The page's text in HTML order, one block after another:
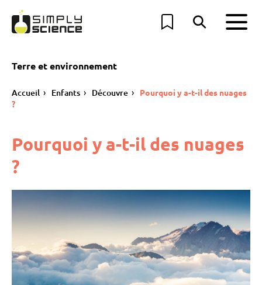
Terre et environnement
Accueil Enfants Découvre
Pourquoi y a-t-il des nuages
?
Pourquoi y a-t-il des nuages
?